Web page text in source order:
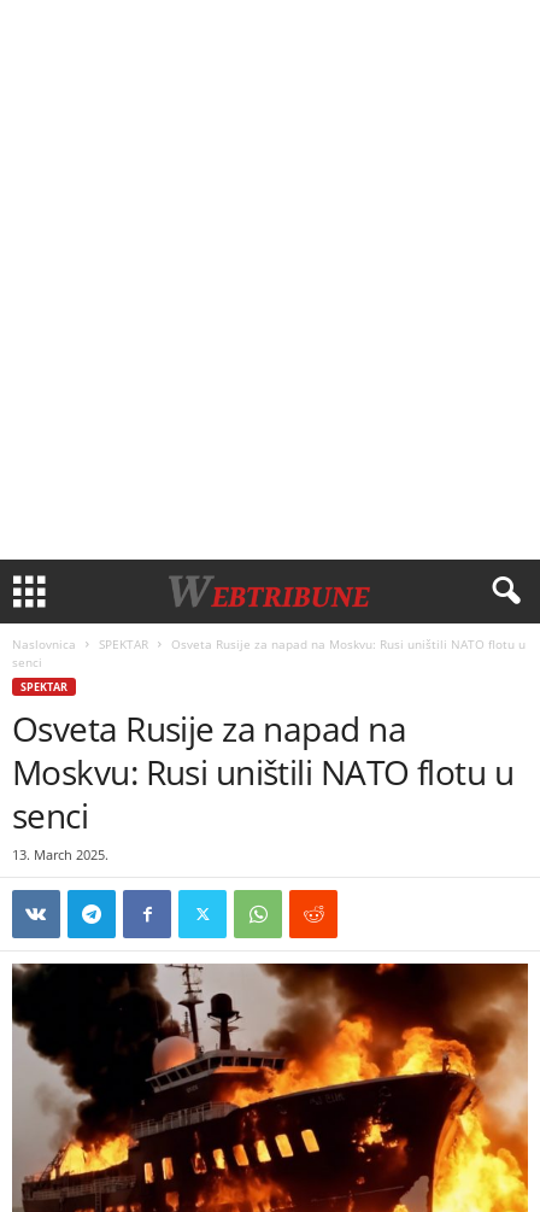
Naslovnica SPEKTAR
Osveta Rusije za napad na Moskvu: Rusi uništili NATO flotu u
senci
SPEKTAR
Osveta Rusije za napad na
Moskvu: Rusi uništili NATO flotu u
senci
13. March 2025.